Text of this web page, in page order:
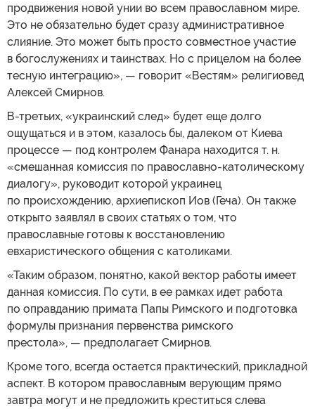
продвижения новой унии во всем православном мире.
Это не обязательно будет сразу административное
слияние. Это может быть просто совместное участие
в богослужениях и таинствах. Но с прицелом на более
тесную интеграцию», — говорит «Вестям» религиовед
Алексей Смирнов.
В-третьих, «украинский след» будет еще долго
ощущаться и в этом, казалось бы, далеком от Киева
процессе — под контролем Фанара находится т. н.
«смешанная комиссия по православно-католическому
диалогу», руководит которой украинец
по происхождению, архиепископ Иов (Геча). Он также
открыто заявлял в своих статьях о том, что
православные готовы к восстановлению
евхаристического общения с католиками.
«Таким образом, понятно, какой вектор работы имеет
данная комиссия. По сути, в ее рамках идет работа
по оправданию примата Папы Римского и подготовка
формулы признания первенства римского
престола», — предполагает Смирнов.
Кроме того, всегда остается практический, прикладной
аспект. В котором православным верующим прямо
завтра могут и не предложить креститься слева